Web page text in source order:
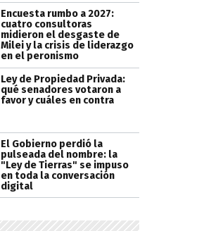
Encuesta rumbo a 2027:
cuatro consultoras
midieron el desgaste de
Milei y la crisis de liderazgo
en el peronismo
Ley de Propiedad Privada:
qué senadores votaron a
favor y cuáles en contra
El Gobierno perdió la
pulseada del nombre: la
"Ley de Tierras" se impuso
en toda la conversación
digital